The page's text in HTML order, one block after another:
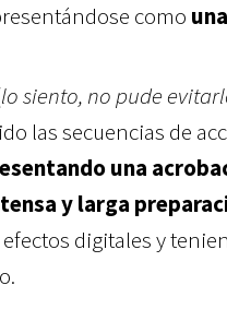
como
lo siento, no pude
las secuencias de
una
y larga
digitales y